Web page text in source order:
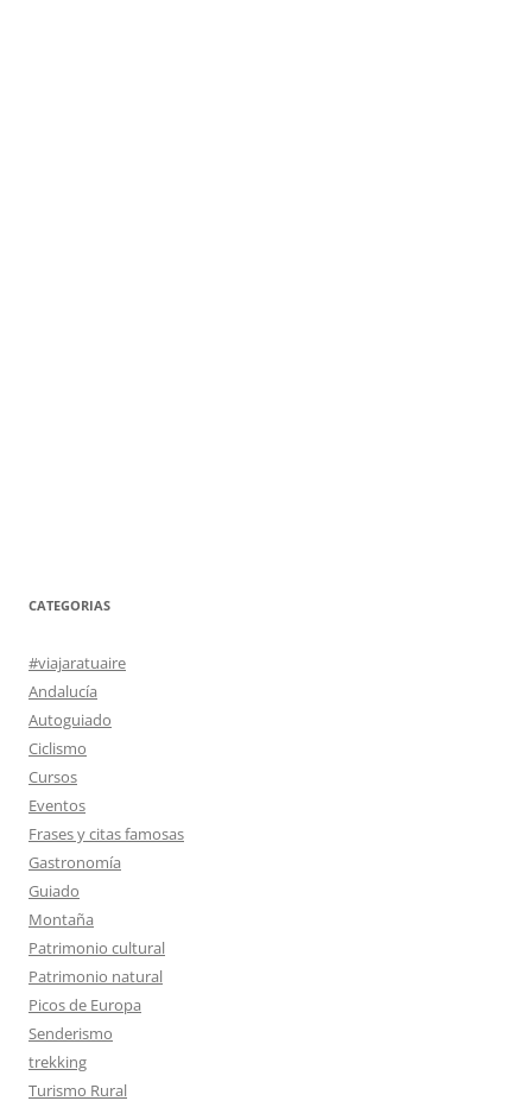
CATEGORIAS
#viajaratuaire
Andalucía
Autoguiado
Ciclismo
Cursos
Eventos
Frases y citas famosas
Gastronomía
Guiado
Montaña
Patrimonio cultural
Patrimonio natural
Picos de Europa
Senderismo
trekking
Turismo Rural